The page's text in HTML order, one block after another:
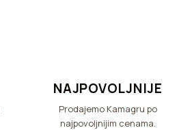
NAJPOVOLJNIJE
Prodajemo Kamagru po
najpovoljnijim cenama.